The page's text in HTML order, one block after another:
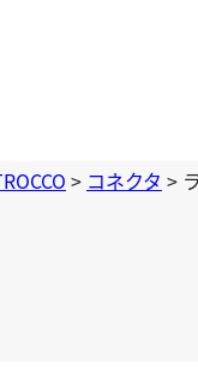
> コネクタ >